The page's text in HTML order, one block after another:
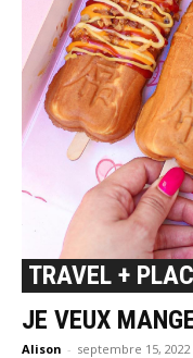
TRAVEL +
JE VEUX
Alison - septembre 15, 2022